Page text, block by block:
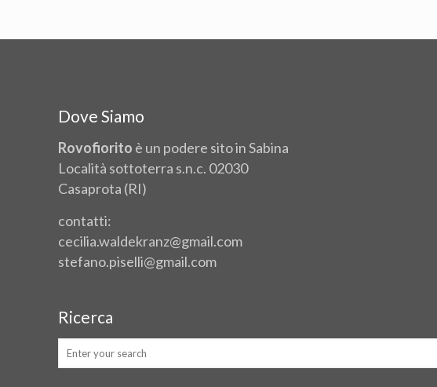
Dove Siamo
Rovofiorito è un podere sito in Sabina
Località sottoterra s.n.c. 02030
Casaprota (RI)
contatti:
cecilia.waldekranz@gmail.com
stefano.piselli@gmail.com
Ricerca